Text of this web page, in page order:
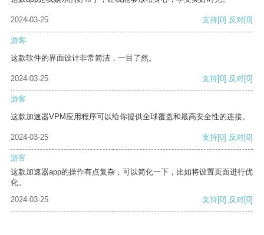
2024-03-25 支持[0] 反对[0]
游客
这款软件的界面设计非常简洁，一目了然。
2024-03-25 支持[0] 反对[0]
游客
这款加速器VPM应用程序可以给你提供全球覆盖和最高安全性的连接。
2024-03-25 支持[0] 反对[0]
游客
这款加速器app的操作有点复杂，可以简化一下，比如将设置页面进行优
化。
2024-03-25
支持[0] 反对[0]